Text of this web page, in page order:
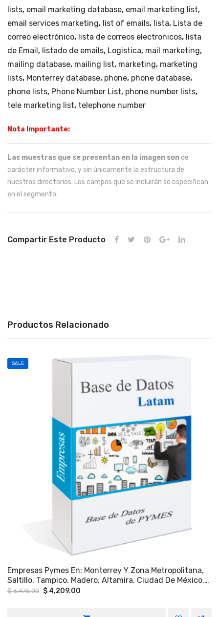
lists, email marketing database, email marketing list,
email services marketing, list of emails, lista, Lista de
correo electrónico, lista de correos electronicos, lista
de Email, listado de emails, Logistica, mail marketing,
mailing database, mailing list, marketing, marketing
lists, Monterrey database, phone, phone database,
phone lists, Phone Number List, phone number lists,
tele marketing list, telephone number
Nota Importante:
Las muestras que se presentan en la imagen son de
carácter informativo, y sin únicamente la estructura de
nuestros directorios. Los campos que se incluirán se especifican
en el segmento.
Compartir Este Producto
Productos Relacionado
SALE
Empresas Pymes En: Monterrey Y Zona Metropolitana,
Saltillo, Tampico, Madero, Altamira, Ciudad De México,
Estado De México, Querétaro, Puebla.
$6,475.00 Original
$ 4,209.00